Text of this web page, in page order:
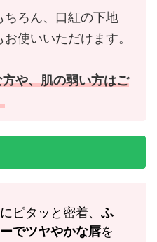
ちろん、口紅の下地
使いいただけます。
や、肌の弱い方はご
ピタッと密着、 ふ
でツヤやかな唇を